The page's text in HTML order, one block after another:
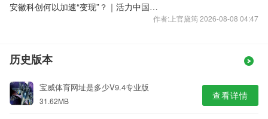
安徽科创何以加速“变现”？｜活力中国调研行
作者:上官黛筠 2026-08-08 04:47
历史版本
宝威体育网址是多少V9.4专业版
31.62MB 查看详情